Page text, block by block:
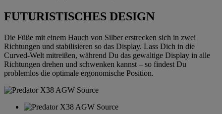
FUTURISTISCHES DESIGN
Die Füße mit einem Hauch von Silber erstrecken sich in zwei
Richtungen und stabilisieren so das Display. Lass Dich in die
Curved-Welt mitreißen, während Du das gewaltige Display in alle
Richtungen drehen und schwenken kannst – so findest Du
problemlos die optimale ergonomische Position.